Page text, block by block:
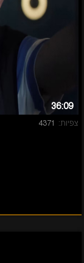
36:09
צפיות: 4371